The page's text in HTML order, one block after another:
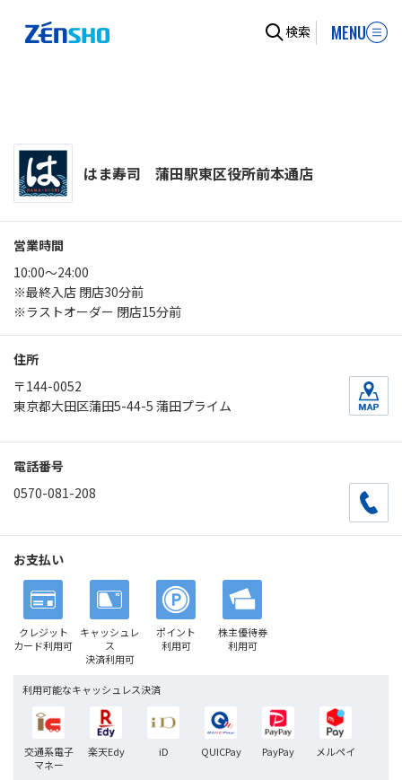
検索 MENU
はま寿司 蒲田駅東区役所前本通店
営業時間
10:00～24:00
※最終入店 閉店30分前
※ラストオーダー 閉店15分前
住所
〒144-0052
東京都大田区蒲田5-44-5 蒲田プライム
電話番号
0570-081-208
お支払い
クレジット
カード利用可
キャッシュレ
ス
決済利用可
ポイント
利用可
株主優待券
利用可
利用可能なキャッシュレス決済
交通系電子
マネー
楽天Edy iD QUICPay PayPay メルペイ